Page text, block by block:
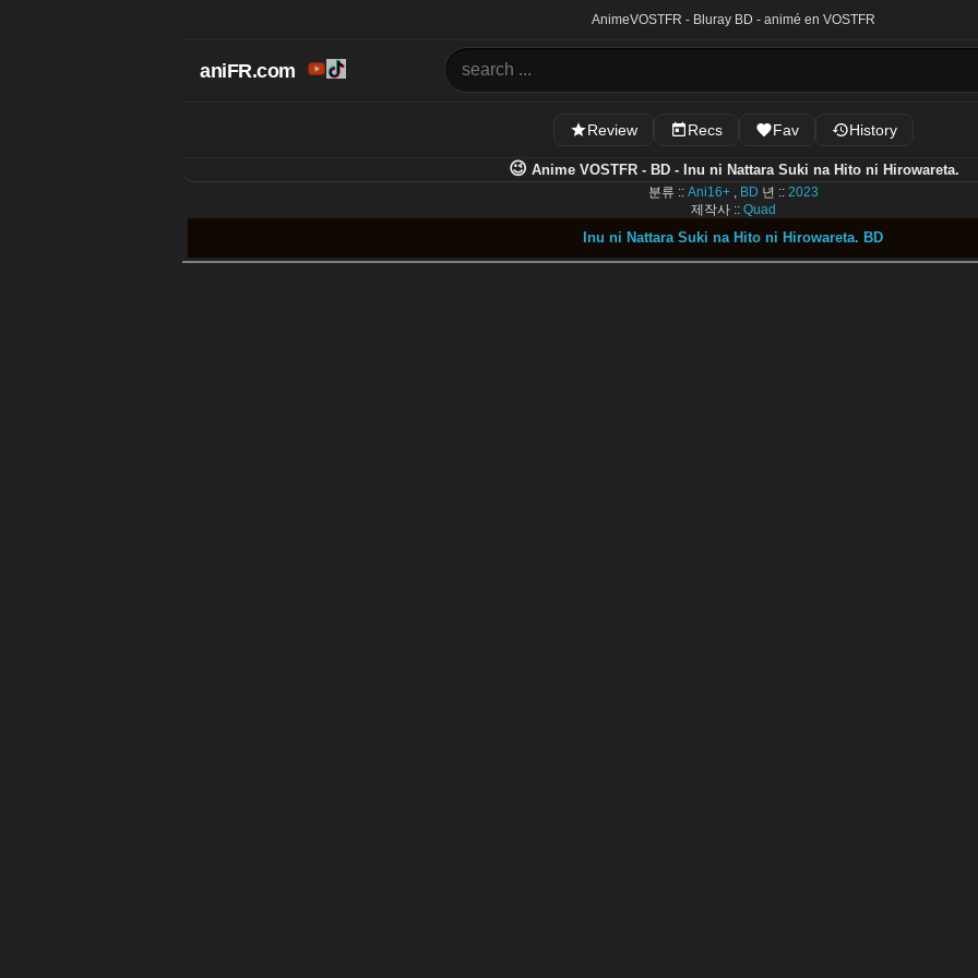
AnimeVOSTFR - Bluray BD - animé en VOSTFR
aniFR.com
Review Recs Fav History
😉 Anime VOSTFR - BD - Inu ni Nattara Suki na Hito ni Hirowareta.
분류 :: Ani16+, BD 년 :: 2023
제작사 :: Quad
Inu ni Nattara Suki na Hito ni Hirowareta. BD